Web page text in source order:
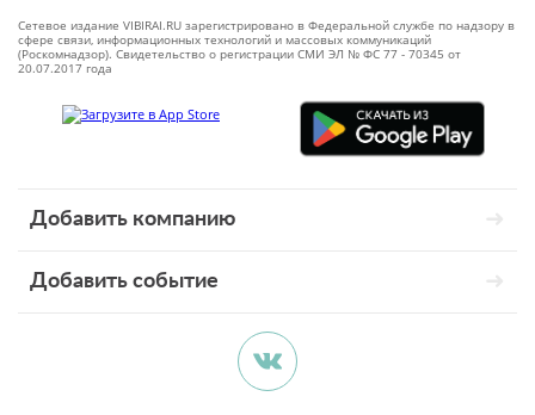
Сетевое издание VIBIRAI.RU зарегистрировано в Федеральной службе по надзору в
сфере связи, информационных технологий и массовых коммуникаций
(Роскомнадзор). Свидетельство о регистрации СМИ ЭЛ № ФС 77 - 70345 от
20.07.2017 года
Добавить компанию
Добавить событие